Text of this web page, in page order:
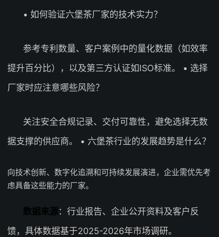
• 如何验证六堡茶厂家的技术实力？
参考专利数量、客户案例中的量化数据（如效率
提升百分比），以及第三方认证如ISO标准。 • 选择
厂家时应注意哪些风险？
关注安全合规记录、交付可靠性，避免选择无数
据支撑的供应商。 • 六堡茶行业的发展趋势是什么？
向技术创新、数字化追溯和可持续发展演进，企业需优先考
虑具备这些能力的厂家。
数据来源：行业报告、企业公开资料及客户反
馈，具体数据基于2025-2026年市场调研。